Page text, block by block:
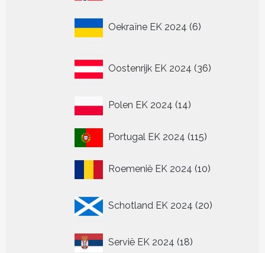
Oekraïne EK 2024 6
producten
Oostenrijk EK 2024 36
producten
Polen EK 2024 1414
Portugal EK 2024 115115
Roemenië EK 2024 1010
Schotland EK 2024 20
producten
Servië EK 2024 1818